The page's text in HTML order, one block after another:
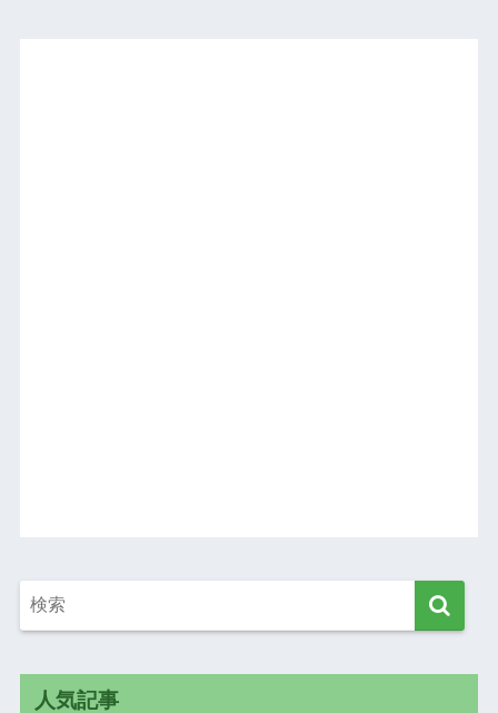
人気記事